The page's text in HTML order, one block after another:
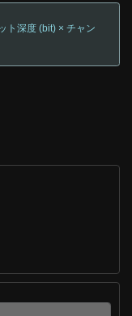
ト深度 (bit) × チャン